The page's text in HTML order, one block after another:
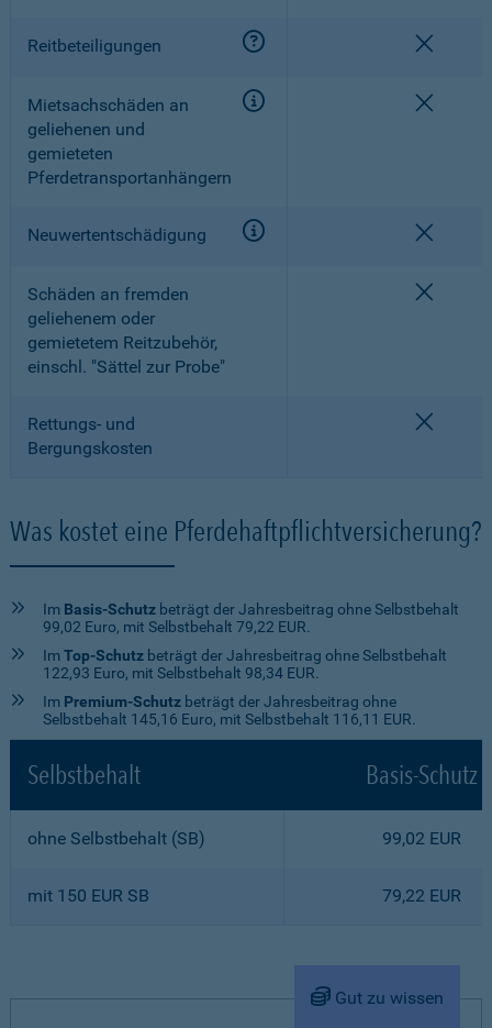
Reitbeteiligungen
Mietsachschäden an
geliehenen und
gemieteten
Pferdetransportanhängern
Neuwertentschädigung
Schäden an fremden
geliehenem oder
gemietetem Reitzubehör,
einschl. "Sättel zur Probe"
Rettungs- und
Bergungskosten
Was kostet eine Pferdehaftpflichtversicherung?
Im Basis-Schutz beträgt der Jahresbeitrag ohne Selbstbehalt
99,02 Euro, mit Selbstbehalt 79,22 EUR.
ImTop-Schutz beträgt der Jahresbeitrag ohne Selbstbehalt
122,93 Euro, mit Selbstbehalt 98,34 EUR.
Im Premium-Schutz beträgt der Jahresbeitrag ohne
Selbstbehalt 145,16 Euro, mit Selbstbehalt 116,11 EUR.
Selbstbehalt Basis-Schutz
ohne Selbstbehalt (SB) 99,02 EUR
mit 150 EUR SB 79,22 EUR
Gut zu wissen